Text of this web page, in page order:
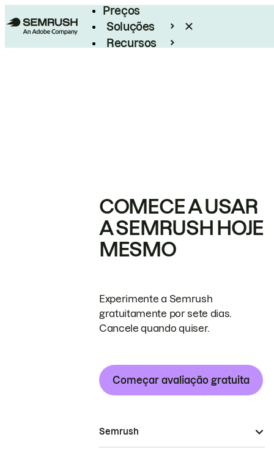
Preços
Soluções
Recursos
COMECE A USAR
A SEMRUSH HOJE
MESMO
Experimente a Semrush
gratuitamente por sete dias.
Cancele quando quiser.
Começar avaliação gratuita
Semrush